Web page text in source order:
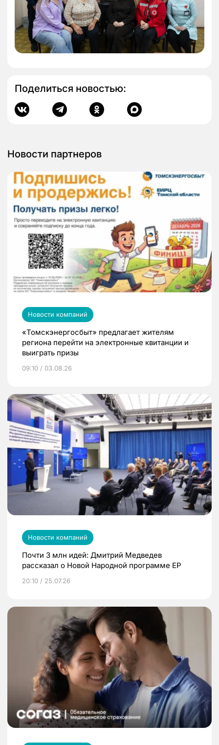
Поделиться новостью:
Новости партнеров
Новости компаний
«Томскэнергосбыт» предлагает жителям
региона перейти на электронные квитанции и
выиграть призы
09:10 / 03.08.26
Новости компаний
Почти 3 млн идей: Дмитрий Медведев
рассказал о Новой Народной программе ЕР
20:10 / 25.07.26